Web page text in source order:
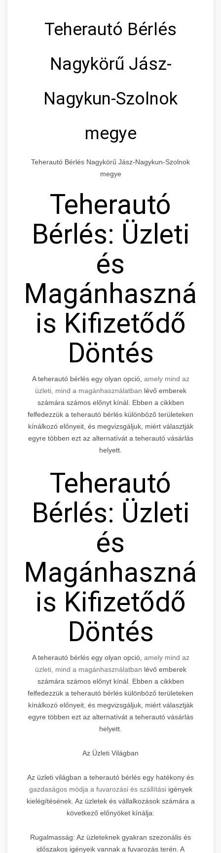
Teherautó Bérlés
Nagykörű Jász-
Nagykun-Szolnok
megye
Teherautó Bérlés Nagykörű Jász-Nagykun-Szolnok
megye
Teherautó
Bérlés: Üzleti
és
is Kifizetődő
Döntés
A teherautó bérlés egy olyan opció, amely mind az
üzleti, mind a magánhasználatban lévő emberek
számára számos előnyt kínál. Ebben a cikkben
felfedezzük a teherautó bérlés különböző területeken
kínálkozó előnyeit, és megvizsgáljuk, miért választják
egyre többen ezt az alternatívát a teherautó vásárlás
helyett.
Teherautó
Bérlés: Üzleti
és
is Kifizetődő
Döntés
A teherautó bérlés egy olyan opció, amely mind az
üzleti, mind a magánhasználatban lévő emberek
számára számos előnyt kínál. Ebben a cikkben
felfedezzük a teherautó bérlés különböző területeken
kínálkozó előnyeit, és megvizsgáljuk, miért választják
egyre többen ezt az alternatívát a teherautó vásárlás
helyett.
Az Üzleti Világban
Az üzleti világban a teherautó bérlés egy hatékony és
gazdaságos módja a fuvarozási és szállításiigények
kielégítésének. Az üzletek és vállalkozások számára a
következő előnyöket kínálja:
Rugalmasság: Az üzleteknek gyakran szezonális és
időszakos igényeik vannak a fuvarozás terén. A